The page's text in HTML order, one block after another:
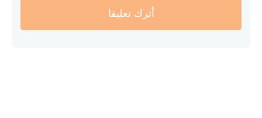
أترك تعليقا